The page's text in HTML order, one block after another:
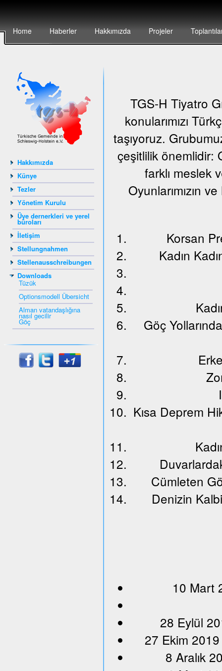
Home Haberler Hakkımızda Projeler
Hakkımızda
Künye
Tezler
Yönetim Kurulu
Üye dernerkleri ve yerel
büroları
İletişim
Stellungnahmen
Stellenausschreibungen
Downloads
Tüzük
Optionsmodell Übersicht
Alman vatandaşlığına
nasıl gecilir
Göç
TGS-H Tiyatro
konularımızı
taşıyoruz.
çeşitlilik önemlidir:
farklı meslek
Oyunlarımızın
Korsan
Kadın
Göç
Kısa Deprem
Cümleten
Denizin
10 Mart
28 Eylül
27 Ekim
8 Aralık